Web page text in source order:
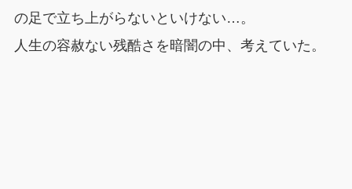
の足で立ち上がらないといけない…。
人生の容赦ない残酷さを暗闇の中、考えていた。